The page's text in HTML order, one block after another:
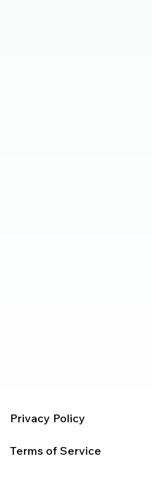
Privacy Policy
Terms of Service